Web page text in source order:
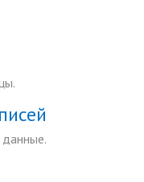
данные.